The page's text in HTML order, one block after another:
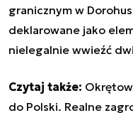
granicznym w
deklarowane jako
nielegalnie wwieźć
Czytaj także:
do Polski. Realne